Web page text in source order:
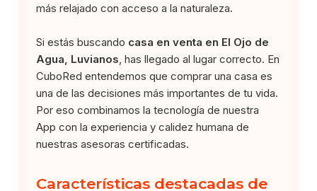
más relajado con acceso a la naturaleza.
Si estás buscando casa en venta en El Ojo de
Agua, Luvianos , has llegado al lugar correcto. En
CuboRed entendemos que comprar una casa es
una de las decisiones más importantes de tu vida.
Por eso combinamos la tecnología de nuestra
App con la experiencia y calidez humana de
nuestras asesoras certificadas.
Características destacadas de